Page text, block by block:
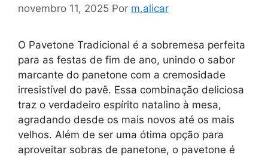
novembro 11, 2025 Por m.alicar
O Pavetone Tradicional é a sobremesa perfeita
para as festas de fim de ano, unindo o sabor
marcante do panetone com a cremosidade
irresistível do pavê. Essa combinação deliciosa
traz o verdadeiro espírito natalino à mesa,
agradando desde os mais novos até os mais
velhos. Além de ser uma ótima opção para
aproveitar sobras de panetone, o pavetone é